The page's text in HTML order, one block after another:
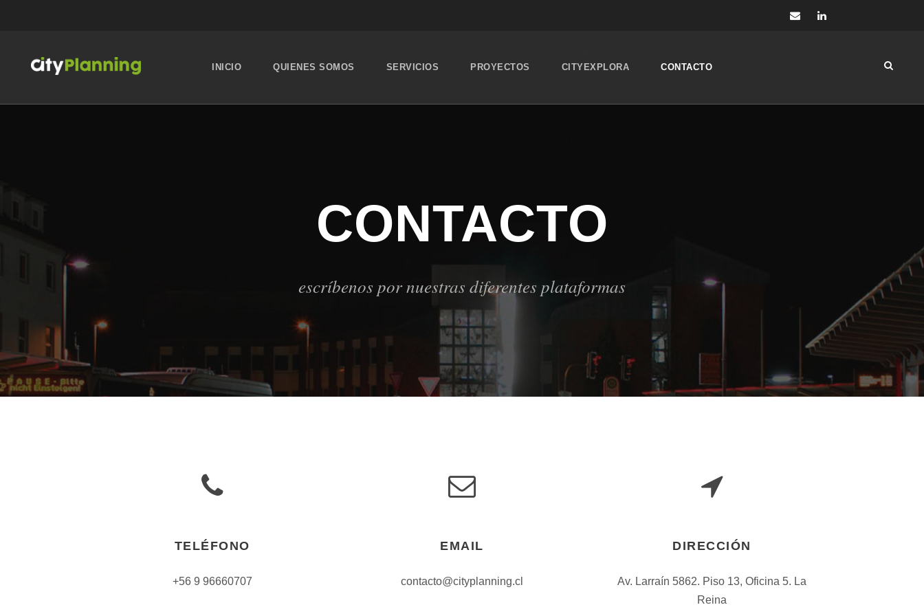
INICIO QUIENES SOMOS SERVICIOS PROYECTOS CITYEXPLORA CONTACTO
CONTACTO
escríbenos por nuestras diferentes plataformas
TELÉFONO
+56 9 96660707
EMAIL
contacto@cityplanning.cl
DIRECCIÓN
Av. Larraín 5862. Piso 13, Oficina 5. La
Reina